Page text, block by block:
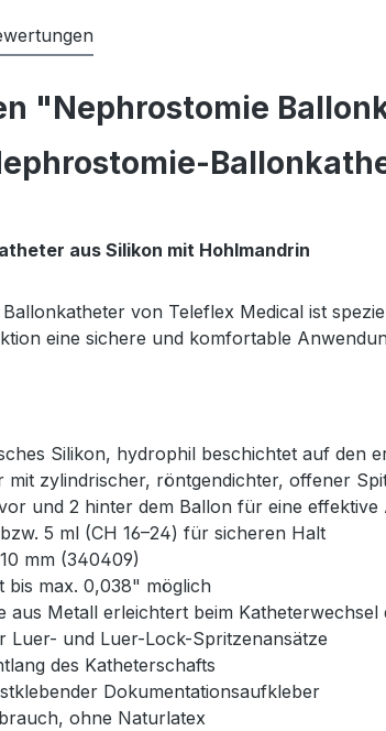
"Nephrostomie
aus Silikon mit Hohlmandrin
von Teleflex Medical ist
eine sichere und komfortable
Silikon, hydrophil beschichtet auf den
mit zylindrischer, röntgendichter, offener
und 2 hinter dem Ballon für eine effektive
5 ml (CH 16–24) für sicheren Halt
mm (340409)
bis max. 0,038" möglich
aus Metall erleichtert beim
Luer- und Luer-Lock-Spritzenansätze
des Katheterschafts
Dokumentationsaufkleber
ohne Naturlatex